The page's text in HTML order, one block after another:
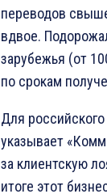
переводов
вдвое.
зарубежья (от
по срокам
Для
указывает
за клиентскую
итоге этот